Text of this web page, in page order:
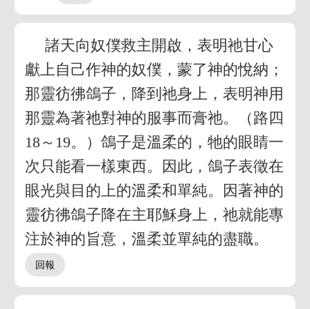
諸天向奴僕救主開啟，表明祂甘心
獻上自己作神的奴僕，蒙了神的悅納；
那靈彷彿鴿子，降到祂身上，表明神用
那靈為著祂對神的服事而膏祂。（路四
18～19。）鴿子是溫柔的，牠的眼睛一
次只能看一樣東西。因此，鴿子表徵在
眼光與目的上的溫柔和單純。因著神的
靈彷彿鴿子降在主耶穌身上，祂就能專
注於神的旨意，溫柔並單純的盡職。